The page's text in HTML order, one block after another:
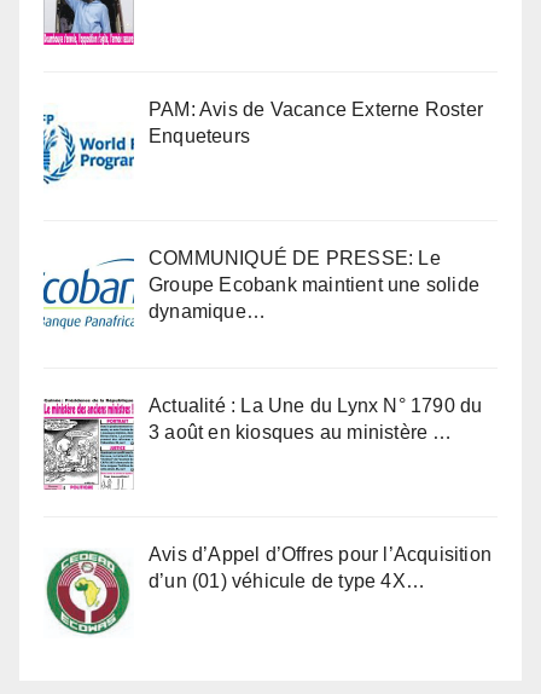
PAM: Avis de Vacance Externe Roster
Enqueteurs
COMMUNIQUÉ DE PRESSE: Le
Groupe Ecobank maintient une solide
dynamique…
Actualité : La Une du Lynx N° 1790 du
3 août en kiosques au ministère …
Avis d’Appel d’Offres pour l’Acquisition
d’un (01) véhicule de type 4X…